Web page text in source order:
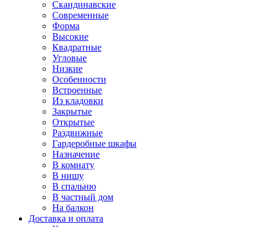
Скандинавские
Современные
Форма
Высокие
Квадратные
Угловые
Низкие
Особенности
Встроенные
Из кладовки
Закрытые
Открытые
Раздвижные
Гардеробные шкафы
Назначение
В комнату
В нишу
В спальню
В частный дом
На балкон
Доставка и оплата